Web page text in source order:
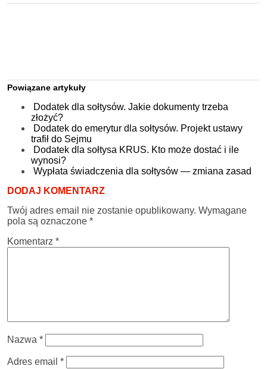
Powiązane artykuły
Dodatek dla sołtysów. Jakie dokumenty trzeba
złożyć?
Dodatek do emerytur dla sołtysów. Projekt ustawy
trafił do Sejmu
Dodatek dla sołtysa KRUS. Kto może dostać i ile
wynosi?
Wypłata świadczenia dla sołtysów — zmiana zasad
DODAJ KOMENTARZ
Twój adres email nie zostanie opublikowany. Wymagane
pola są oznaczone *
Komentarz *
Nazwa *
Adres email *